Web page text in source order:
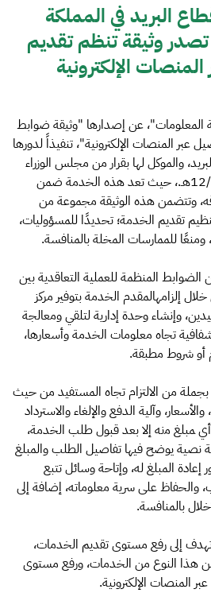
البريد في المملكة
وثيقة تنظم ﺗﻘﺪﻳﻢ
الإلكترونية
المعلومات"، عن إصدارها "وثيقة ضوابط
ﻋﺒﺮ اﻟﻤﻨﺼﺎت اﻹﻟﻜﺘﺮوﻧﻴﺔ"، تنفيذاً لدورها
والموكل لها بقرار من مجلس الوزراء
رقم (403) وتاريخ 12/07/1440هـ.، حيث تعد هذه الخدمة ضمن
وتتضمن هذه الوثيقة مجموعة من
تقديم الخدمة؛ تحديدًا للمسؤوليات،
للممارسات المخلة بالمنافسة.
المنظمة للعملية التعاقدية بين
إلزامهالمقدم الخدمة بتوفير مركز
وإنشاء وﺣﺪة إدارﻳﺔ ﻟﺘﻠﻘﻲ وﻣﻌﺎﻟﺠﺔ
تجاه ﻣﻌﻠﻮﻣﺎت اﻟﺨﺪﻣﺔ وأﺳﻌﺎرﻫﺎ،
أو شروط مطبقة.
بجملة من الالتزام تجاه المستفيد من حيث
وآﻟﻴﺔ اﻟﺪﻓﻊ واﻹﻟﻐﺎء واﻻﺳﺘﺮداد
ﻤﺒﻠﻎ ﻣنه إﻻ ﺑﻌﺪ قبول طلب الخدمة،
ﻧﺼﻴﺔ ﻳﻮﺿﺢ ﻓﻴﻬﺎ ﺗﻔﺎﺻﻴﻞ اﻟﻄﻠﺐ واﻟﻤﺒﻠﻎ
المبلغ له، وإتاحة وسائل تتبع
والحفاظ على سرية معلوماته، إضافة إلى
بالمنافسة.
إلى رﻓﻊ ﻣﺴﺘﻮى ﺗﻘﺪﻳﻢ الخدمات،
هذا النوع من الخدمات، ورفع ﻣﺴﺘﻮى
المنصات الإلكترونية.